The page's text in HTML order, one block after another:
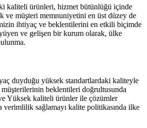
kaliteli ürünleri, hizmet bütünlüğü içinde
ve müşteri memnuniyetini en üst düzey de
ihtiyaç ve beklentilerini en etkili biçimde
ve gelişen bir kurum olarak, ülke
duyduğu yüksek standartlardaki kaliteyle
müşterilerinin beklentileri doğrultusunda
Yüksek kaliteli ürünler ile çözümler
verimlilik sağlamayı kalite politikasında ilke